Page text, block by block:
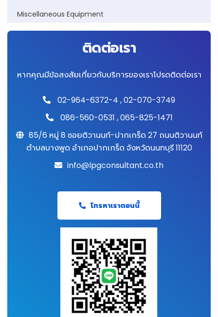
Miscellaneous Equipment
ติดต่อเรา
หากคุณมีข้อสงสัยเกี่ยวกับบริการของเราโปรดติดต่อเรา
02-964-6372-4 ,02-070-3749
086-560-0531 ,065-825-1471
85/6 หมู่ 8 ซอยติวานนท์-ปากเกร็ด 27 ถนนติวานนท์
ตำบลบางพูด อำเภอปากเกร็ด จังหวัดนนทบุรี 11120
info@lpgconsultant.co.th
โทรหาเราตอนนี้